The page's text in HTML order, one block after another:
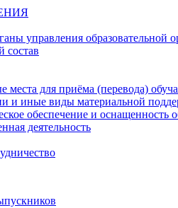
управления образовательной
состав
места для приёма (перевода)
и иные виды материальной
обеспечение и оснащенность
деятельность